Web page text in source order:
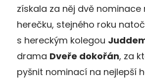
získala za něj dvě nominace
herečku, stejného roku
s hereckým kolegou
drama Dveře dokořán, za
pyšnit nominací na nejlepší